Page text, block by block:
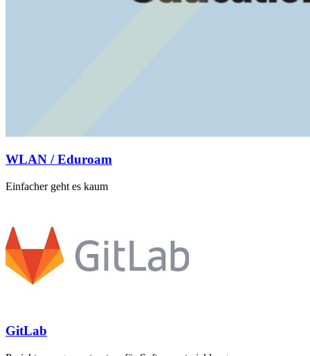
WLAN / Eduroam
Einfacher geht es kaum
GitLab